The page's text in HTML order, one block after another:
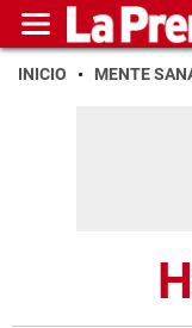
INICIO MENTE